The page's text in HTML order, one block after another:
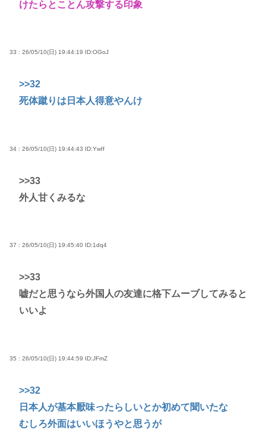
けたらとことん攻撃する印象
33 : 26/05/10(日) 19:44:19 ID:OGoJ
>>32
死体蹴りは日本人得意やんけ
34 : 26/05/10(日) 19:44:43 ID:YwIf
>>33
外人甘くみるな
37 : 26/05/10(日) 19:45:40 ID:1dq4
>>33
嘘だと思うなら外国人の友達に格下ムーブしてみると
いいよ
35 : 26/05/10(日) 19:44:59 ID:JFmZ
>>32
日本人が基本厭味ったらしいとか初めて聞いたな
むしろ外面はいいほうやと思うが